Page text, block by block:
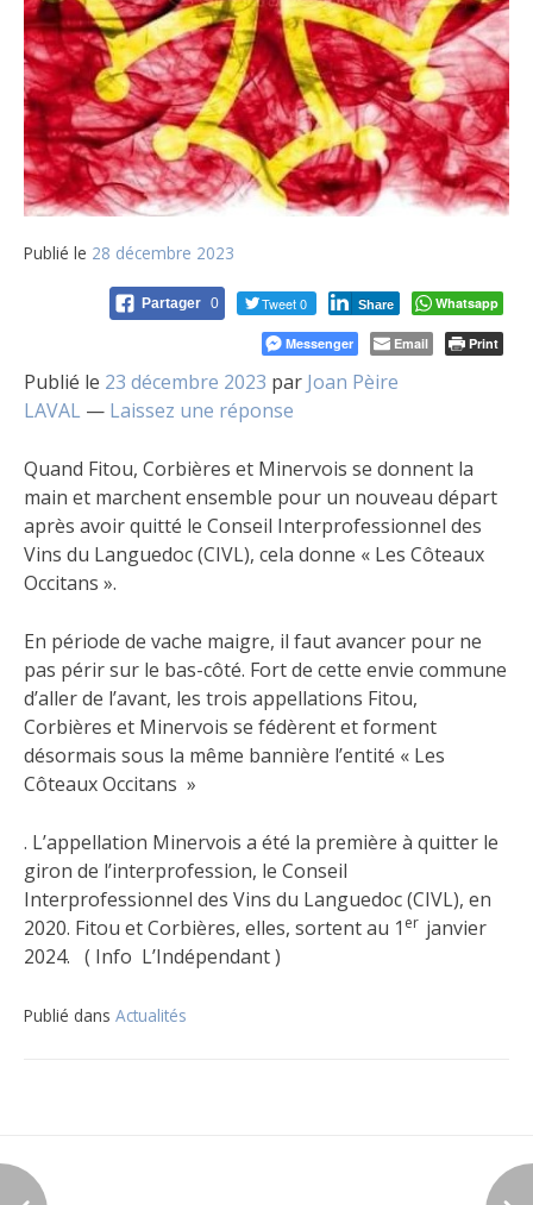
Publié le 28 décembre 2023
Partager 0 Tweet 0 Share Whatsapp
Messenger Email Print
Publié le 23 décembre 2023 par Joan Pèire
LAVAL — Laissez une réponse
Quand Fitou, Corbières et Minervois se donnent la
main et marchent ensemble pour un nouveau départ
après avoir quitté le Conseil Interprofessionnel des
Vins du Languedoc (CIVL), cela donne « Les Côteaux
Occitans ».
En période de vache maigre, il faut avancer pour ne
pas périr sur le bas-côté. Fort de cette envie commune
d’aller de l’avant, les trois appellations Fitou,
Corbières et Minervois se fédèrent et forment
désormais sous la même bannière l’entité « Les
Côteaux Occitans »
. L’appellation Minervois a été la première à quitter le
giron de l’interprofession, le Conseil
Interprofessionnel des Vins du Languedoc (CIVL), en
2020. Fitou et Corbières, elles, sortent au 1 er janvier
2024. ( Info L’Indépendant )
Publié dans Actualités
l’article